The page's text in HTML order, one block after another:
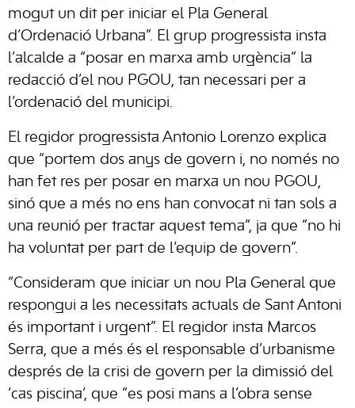
mogut un dit per iniciar el Pla General
d’Ordenació Urbana”. El grup progressista insta
l’alcalde a “posar en marxa amb urgència” la
redacció d’el nou PGOU, tan necessari per a
l’ordenació del municipi.
El regidor progressista Antonio Lorenzo explica
que “portem dos anys de govern i, no només no
han fet res per posar en marxa un nou PGOU,
sinó que a més no ens han convocat ni tan sols a
una reunió per tractar aquest tema”, ja que “no hi
ha voluntat per part de l’equip de govern”.
“Consideram que iniciar un nou Pla General que
respongui a les necessitats actuals de Sant Antoni
és important i urgent”. El regidor insta Marcos
Serra, que a més és el responsable d’urbanisme
després de la crisi de govern per la dimissió del
‘cas piscina’, que “es posi mans a l’obra sense